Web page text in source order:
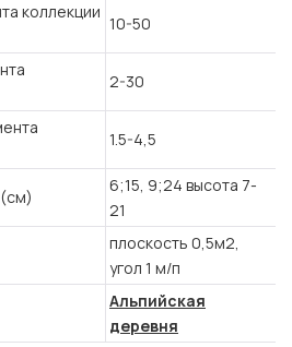
коллекции
10-50
2-30
1.5-4,5
6;15, 9;24 высота 7-
21
плоскость 0,5м2,
угол 1 м/п
Альпийская
деревня